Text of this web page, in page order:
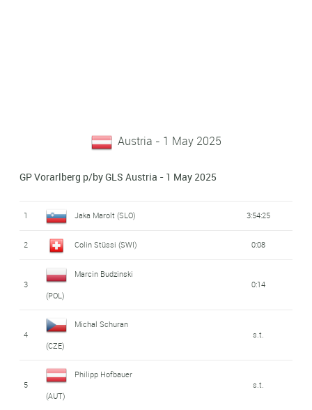
Austria - 1 May 2025
GP Vorarlberg p/by GLS Austria - 1 May 2025
1 Jaka Marolt (SLO) 3:54:25
2 Colin Stüssi (SWI) 0:08
3
Marcin Budzinski
(POL)
0:14
4
Michal Schuran
(CZE)
s.t.
5
Philipp Hofbauer
(AUT)
s.t.